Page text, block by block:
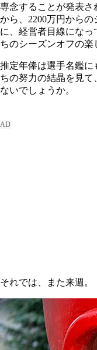
専念することが発表さ
から、2200万円から
に、経営者目線にな
ちのシーズンオフの楽
推定年俸は選手名鑑に
ちの努力の結晶を見
ないでしょうか。
それでは、また来週。